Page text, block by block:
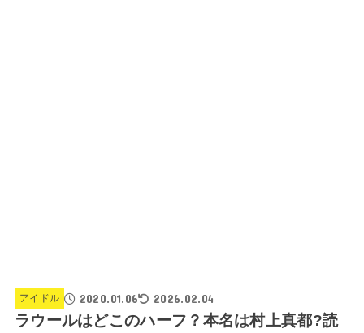
アイドル 2020.01.06 2026.02.04
ラウールはどこのハーフ？本名は村上真都?読